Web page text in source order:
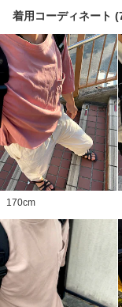
着用コーディネート (
170cm